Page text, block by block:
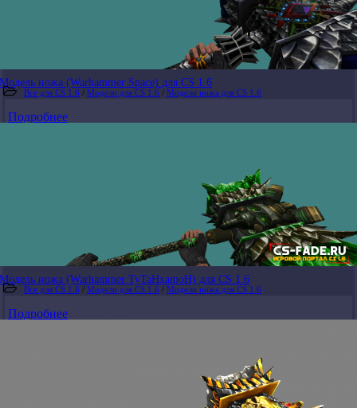
Модель ножа (Warhammer Space) для CS 1.6
Все для CS 1.6 / Модели для CS 1.6 / Модели ножа для CS 1.6
Подробнее
Модель ножа (Warhammer TyTaHxamoH) для CS 1.6
Все для CS 1.6 / Модели для CS 1.6 / Модели ножа для CS 1.6
Подробнее